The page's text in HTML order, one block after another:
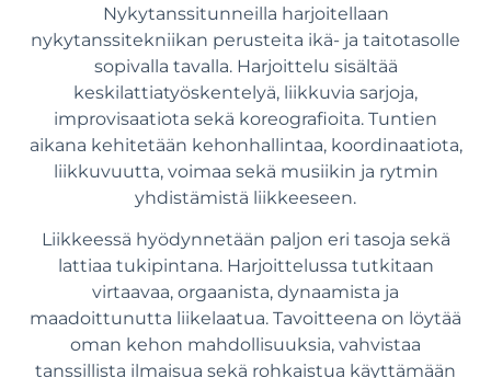
Nykytanssitunneilla harjoitellaan
nykytanssitekniikan perusteita ikä- ja taitotasolle
sopivalla tavalla. Harjoittelu sisältää
keskilattiatyöskentelyä, liikkuvia sarjoja,
improvisaatiota sekä koreografioita. Tuntien
aikana kehitetään kehonhallintaa, koordinaatiota,
liikkuvuutta, voimaa sekä musiikin ja rytmin
yhdistämistä liikkeeseen.
Liikkeessä hyödynnetään paljon eri tasoja sekä
lattiaa tukipintana. Harjoittelussa tutkitaan
virtaavaa, orgaanista, dynaamista ja
maadoittunutta liikelaatua. Tavoitteena on löytää
oman kehon mahdollisuuksia, vahvistaa
tanssillista ilmaisua sekä rohkaistua käyttämään